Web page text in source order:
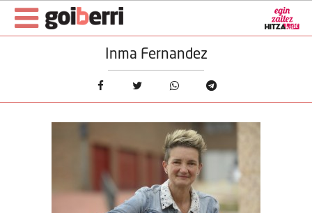
Inma Fernandez